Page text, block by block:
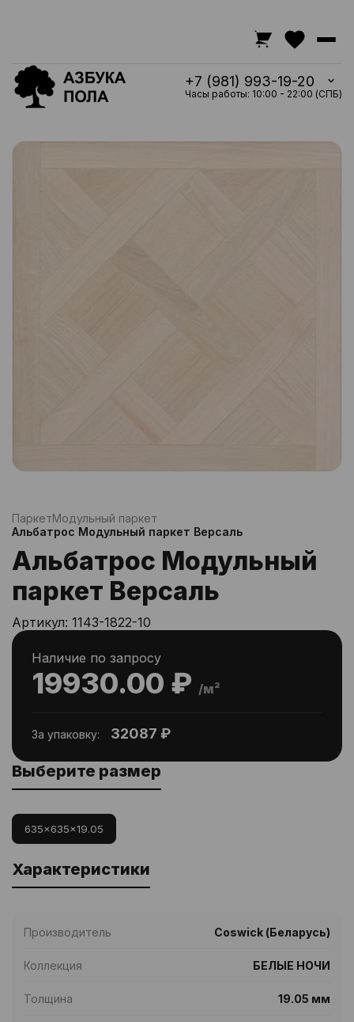
+7 (981) 993-19-20
Часы работы: 10:00 - 22:00 (СПБ)
ПаркетМодульный паркет
Альбатрос Модульный паркет Версаль
Альбатрос Модульный
паркет Версаль
Артикул: 1143-1822-10
19930.00 ₽ /м²
Наличие по запросу
За упаковку: 32087 ₽
Выберите размер
635x635x19.05
Характеристики
Производитель Coswick (Беларусь)
Коллекция БЕЛЫЕ НОЧИ
Толщина 19.05 мм